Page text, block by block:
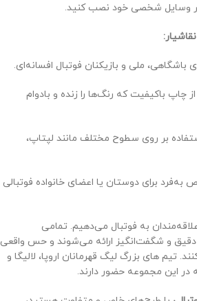
وسایل شخصی خود نصب کنید.
باشگاهی، ملی و بازیکنان فوتبال افسانه‌ای.
چاپ باکیفیت که رنگ‌ها را زنده و بادوام
بر روی سطوح مختلف مانند لپتاپ،
به‌فرد برای دوستان یا اعضای خانواده فوتبالی
به فوتبال می‌دهیم. تمامی
دقیق و شگفت‌انگیز ارائه می‌شوند و حس واقعی
تیم های بزرگ لیگ قهرمانان اروپا، لالیگا و
این مجموعه حضور دارند.